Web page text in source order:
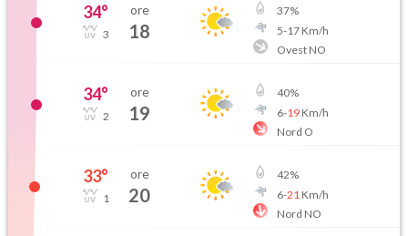
34°
3
ore
18
37%
5-17Km/h
Ovest NO
34°
2
ore
19
40%
6-19Km/h
Nord O
33°
1
ore
20
42%
6-21 Km/h
Nord NO